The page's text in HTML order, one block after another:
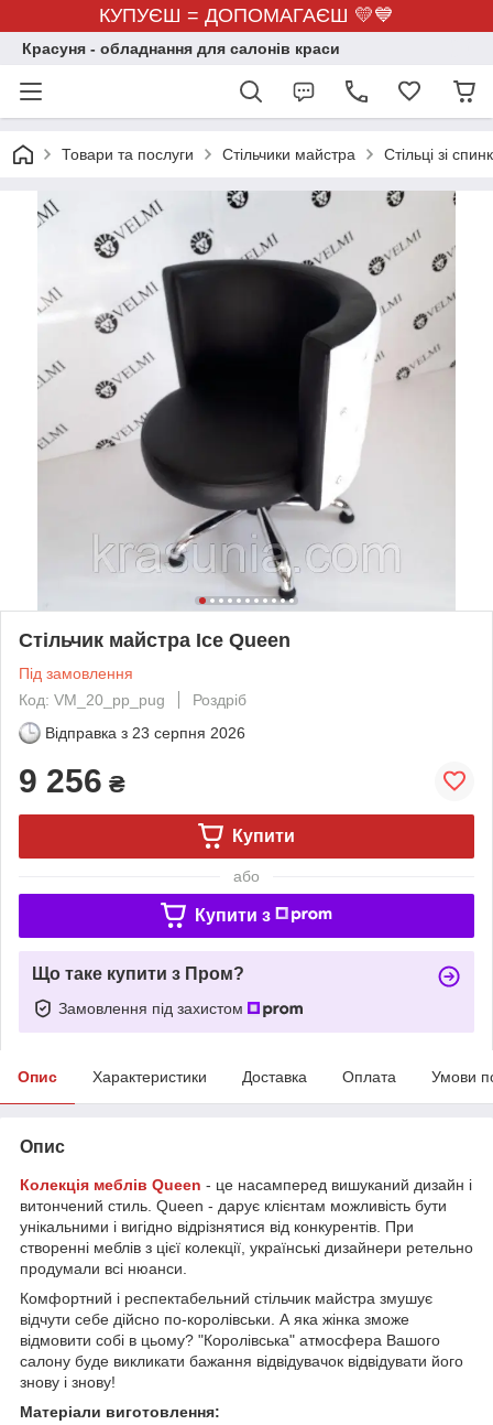
КУПУЄШ = ДОПОМАГАЄШ 💛💙
Красуня - обладнання для салонів краси
Товари та послуги Стільчики майстра Стільці зі
Стільчик майстра Ice Queen
Під замовлення
Код: VM_20_pp_pug
Роздріб
Відправка з 23 серпня 2026
9 256 ₴
Купити
або
Купити з
Що таке купити з Пром?
Замовлення під захистом
Опис Характеристики Доставка Оплата Умови
Опис
Колекція меблів Queen - це насамперед вишуканий дизайн і
витончений стиль. Queen - дарує клієнтам можливість бути
унікальними і вигідно відрізнятися від конкурентів. При
створенні меблів з цієї колекції, українські дизайнери ретельно
продумали всі нюанси.
Комфортний і респектабельний стільчик майстра змушує
відчути себе дійсно по-королівськи. А яка жінка зможе
відмовити собі в цьому? "Королівська" атмосфера Вашого
салону буде викликати бажання відвідувачок відвідувати його
знову і знову!
Матеріали виготовлення: